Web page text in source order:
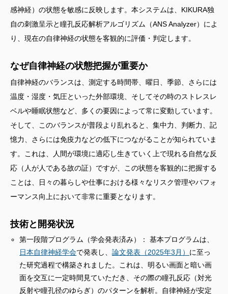
感神経）の状態を敏感に反映します。本システムは、KIKURA独
自の刺激呈示と瞳孔反応解析アルゴリズム（ANS Analyzer）によ
り、現在の自律神経の状態を客観的に評価・判定します。
なぜ自律神経の状態把握が重要か
自律神経のバランスは、測定する時間帯、曜日、季節、さらには
温度・湿度・気圧といった外部環境、そしてその時のストレスレ
ベルや睡眠状態など、多くの要因によって常に変動しています。
そして、このバランスが普段より乱れると、集中力、判断力、記
憶力、さらには免疫力などの低下につながることが知られていま
す。これは、人間が環境に適応し生きていく上で現れる自然な反
応（人が人である故の証）ですが、この状態を客観的に把握する
ことは、日々の暮らしや仕事における様々なリスク管理やパフォ
ーマンス向上において非常に重要となります。
技術と開発状況
第一段階プログラム（学会発表済み）： 基本プログラムは、
日本自律神経学会で発表し、論文発表（2025年3月） に至っ
た研究過程で構築されました。これは、明るい画面と暗い画
面を交互に一定時間見ていただき、その際の瞳孔反応（対光
反射や瞳孔径のゆらぎ）のパターンを解析。自律神経が安定